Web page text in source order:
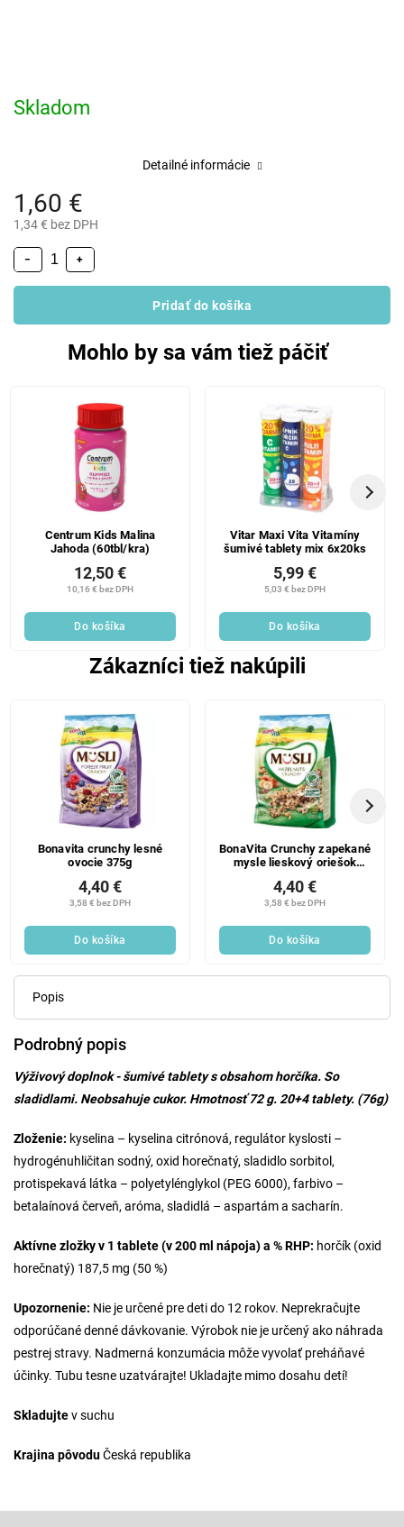
1,60 €
1,34 € bez DPH
Skladom
+
−
Pridať do košíka
Detailné informácie
Mohlo by sa vám tiež páčiť
Centrum Kids Malina
Jahoda (60tbl/kra)
10,16 € bez DPH
12,50 €
Do košíka
Vitar Maxi Vita Vitamíny
šumivé tablety mix 6x20ks
5,03 € bez DPH
5,99 €
Do košíka
Zákazníci tiež nakúpili
Bonavita crunchy lesné
ovocie 375g
3,58 € bez DPH
4,40 €
Do košíka
BonaVita Crunchy zapekané
mysle lieskový oriešok
3,58 € bez DPH
4,40 €
Do košíka
Popis
Podrobný popis
Výživový doplnok - šumivé tablety s obsahom horčíka. So
sladidlami. Neobsahuje cukor. Hmotnosť 72 g. 20+4 tablety. (76g)
Zloženie: kyselina – kyselina citrónová, regulátor kyslosti –
hydrogénuhličitan sodný, oxid horečnatý, sladidlo sorbitol,
protispekavá látka – polyetylénglykol (PEG 6000), farbivo –
betalaínová červeň, aróma, sladidlá – aspartám a sacharín.
Aktívne zložky v 1 tablete (v 200 ml nápoja) a % RHP: horčík (oxid
horečnatý) 187,5 mg (50 %)
Upozornenie: Nie je určené pre deti do 12 rokov. Neprekračujte
odporúčané denné dávkovanie. Výrobok nie je určený ako náhrada
pestrej stravy. Nadmerná konzumácia môže vyvolať preháňavé
účinky. Tubu tesne uzatvárajte! Ukladajte mimo dosahu detí!
Skladujtev suchu
Krajina pôvoduČeská republika